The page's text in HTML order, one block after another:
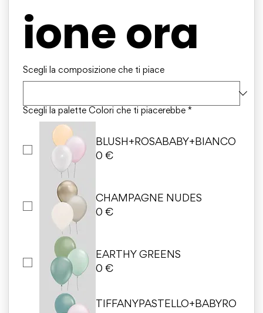
ione ora
Scegli la composizione che ti piace
Scegli la palette Colori che ti piacerebbe *
BLUSH+ROSABABY+BIANCO
0 €
CHAMPAGNE NUDES
0 €
EARTHY GREENS
0 €
TIFFANYPASTELLO+BABYRO